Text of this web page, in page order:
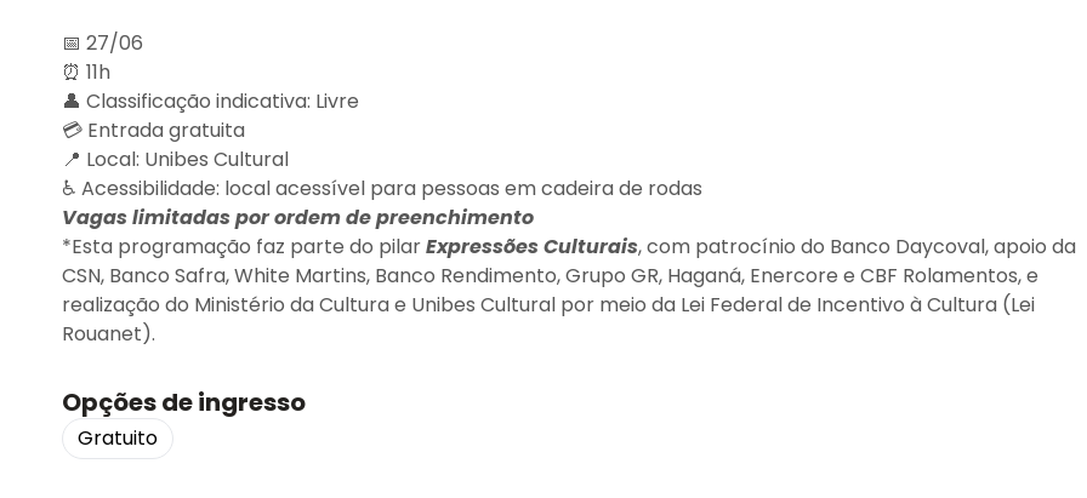
📅 27/06
⏰ 11h
👤 Classificação indicativa: Livre
💳 Entrada gratuita
📍 Local: Unibes Cultural
♿ Acessibilidade: local acessível para pessoas em cadeira de rodas
Vagas limitadas por ordem de preenchimento
*Esta programação faz parte do pilarExpressões Culturais,com patrocínio do Banco Daycoval, apoio da
CSN, Banco Safra, White Martins, Banco Rendimento, Grupo GR, Haganá, Enercore e CBF Rolamentos, e
realização do Ministério da Cultura e Unibes Cultural por meio da Lei Federal de Incentivo à Cultura (Lei
Rouanet).
Opções de ingresso
Gratuito